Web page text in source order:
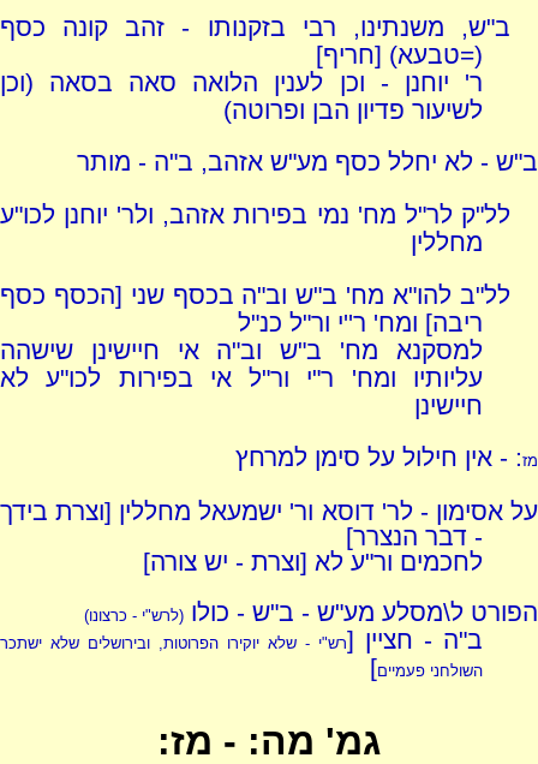
ב"ש, משנתינו, רבי בזקנותו - זהב קונה כסף
(=טבעא) [חריף]
ר' יוחנן - וכן לענין הלואה סאה בסאה (וכן
לשיעור פדיון הבן ופרוטה)
ב"ש - לא יחלל כסף מע"ש אזהב, ב"ה - מותר
לל"ק לר"ל מח' נמי בפירות אזהב, ולר' יוחנן לכו"ע
מחללין
לל"ב להו"א מח' ב"ש וב"ה בכסף שני [הכסף כסף
ריבה] ומח' ר''י ור"ל כנ"ל
למסקנא מח' ב"ש וב"ה אי חיישינן שישהה
עליותיו ומח' ר"י ור"ל אי בפירות לכו"ע לא
חיישינן
מז: - אין חילול על סימן למרחץ
על אסימון - לר' דוסא ור' ישמעאל מחללין [וצרת בידך
- דבר הנצרר]
לחכמים ור"ע לא [וצרת - יש צורה]
הפורט ל\מסלע מע"ש - ב"ש - כולו (לרש"י - כרצונו)
ב"ה - חציין [רש"י - שלא יוקירו הפרוטות, ובירושלים שלא ישתכר
השולחני פעמיים]
גמ' מה: - מז: